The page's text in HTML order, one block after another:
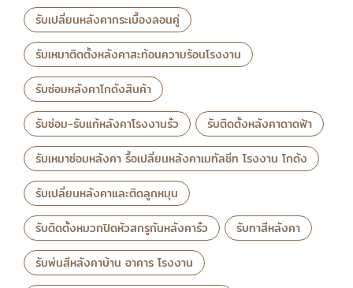
รับเปลี่ยนหลังคากระเบื้องลอนคู่
รับเหมาติดตั้งหลังคาสะท้อนความร้อนโรงงาน
รับซ่อมหลังคาโกดังสินค้า
รับซ่อม-รับแก้หลังคาโรงงานรั่ว
รับติดตั้งหลังคาดาดฟ้า
รับเหมาซ่อมหลังคา รื้อเปลี่ยนหลังคาเมทัลชีท โรงงาน โกดัง
รับเปลี่ยนหลังคาและติดลูกหมุน
รับติดตั้งหมวกปิดหัวสกรูกันหลังคารั่ว
รับทาสีหลังคา
รับพ่นสีหลังคาบ้าน อาคาร โรงงาน